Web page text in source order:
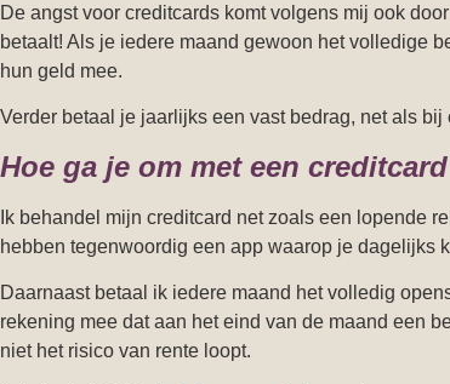
De angst voor creditcards komt volgens mij ook
betaalt! Als je iedere maand gewoon het volledige
hun geld mee.
Verder betaal je jaarlijks een vast bedrag, net als
Hoe ga je om met een creditcard
Ik behandel mijn creditcard net zoals een lopende
hebben tegenwoordig een app waarop je dagelijks
Daarnaast betaal ik iedere maand het volledig
rekening mee dat aan het eind van de maand een
niet het risico van rente loopt.